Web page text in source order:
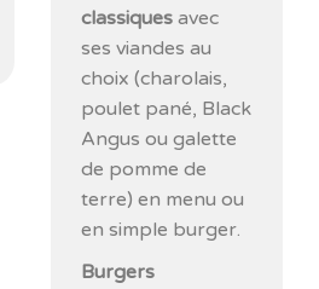
classiquesavec
ses viandes au
choix (charolais,
poulet pané, Black
Angus ou galette
de pomme de
terre) en menu ou
en simple burger.
Burgers